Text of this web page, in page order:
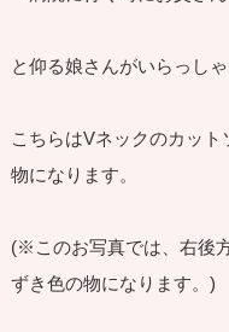
と仰る娘さんがいらっしゃ
こちらはVネックのカッ
物になります。
(※このお写真では、右後
ずき色の物になります。)